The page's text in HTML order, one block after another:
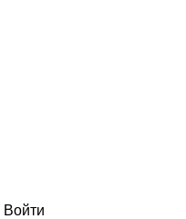
Войти